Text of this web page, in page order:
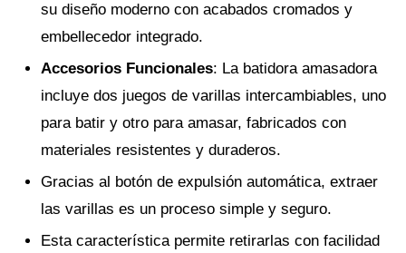
su diseño moderno con acabados cromados y
embellecedor integrado.
Accesorios Funcionales: La batidora amasadora
incluye dos juegos de varillas intercambiables, uno
para batir y otro para amasar, fabricados con
materiales resistentes y duraderos.
Gracias al botón de expulsión automática, extraer
las varillas es un proceso simple y seguro.
Esta característica permite retirarlas con facilidad